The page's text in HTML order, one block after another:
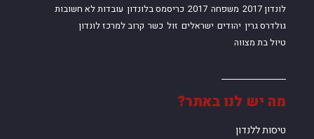
מה יש לנו באתר?
טיסות ללנדון
לונדון 2017
משפחה 2017 כריסמס בלונדון עובדות לא חשובות
גולדרס גרין יהודים ישראלים זול כשר קרוב למרכז לונדון
טיול בת מצווה